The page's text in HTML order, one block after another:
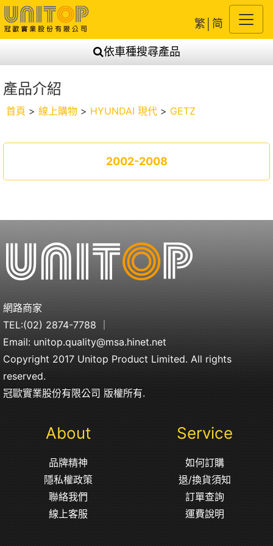
繁 简
依車種搜尋產品
產品介紹
首頁 > 線上購物 > HYUNDAI 現代 > GETZ
2002-2008
網路商家
TEL:(02) 2874-7788
Email: unitop.quality@msa.hinet.net
Copyright 2017 Unitop Product Limited. All rights
reserved.
冠歐實業股份有限公司 版權所有.
About
品牌精神
隱私權政策
聯絡我們
線上客服
Service
如何訂購
退/換貨須知
訂單查詢
運費說明